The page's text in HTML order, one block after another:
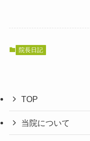
院長日記
TOP
当院について